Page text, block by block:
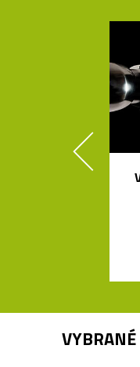
VYBRANÉ